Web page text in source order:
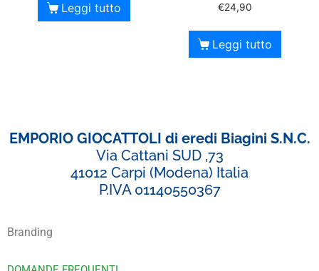
Leggi tutto €24,90
Leggi tutto
EMPORIO GIOCATTOLI di eredi Biagini S.N.C.
Via Cattani SUD ,73
41012 Carpi (Modena) Italia
P.IVA 01140550367
Branding